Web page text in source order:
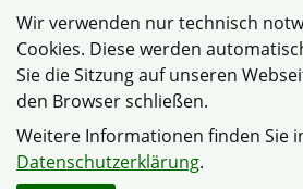
Mitgliedermagazin
© Siedlergemeinschaft Völklingen-
Wohneigentum
Datenschutzerklärung
Wir verwenden nur technisch
Cookies. Diese werden
Sie die Sitzung auf unseren
den Browser schließen.
Weitere Informationen finden Sie
Datenschutzerklärung.